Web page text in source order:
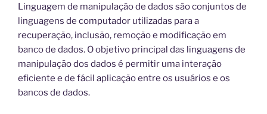
Linguagem de manipulação de dados são conjuntos de
linguagens de computador utilizadas para a
recuperação, inclusão, remoção e modificação em
banco de dados. O objetivo principal das linguagens de
manipulação dos dados é permitir uma interação
eficiente e de fácil aplicação entre os usuários e os
bancos de dados.